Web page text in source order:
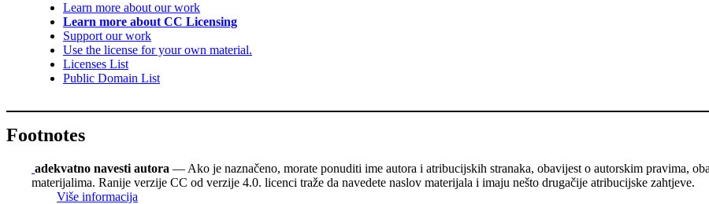
Learn more about our work
Learn more about CC Licensing
Support our work
Use the license for your own material.
Licenses List
Public Domain List
Footnotes
adekvatno navesti autora — Ako je naznačeno, morate ponuditi ime autora i atribucijskih stranaka, obavijest o autorskim pravima,
materijalima. Ranije verzije CC od verzije 4.0. licenci traže da navedete naslov materijala i imaju nešto drugačije atribucijske zahtjeve.
Više informacija